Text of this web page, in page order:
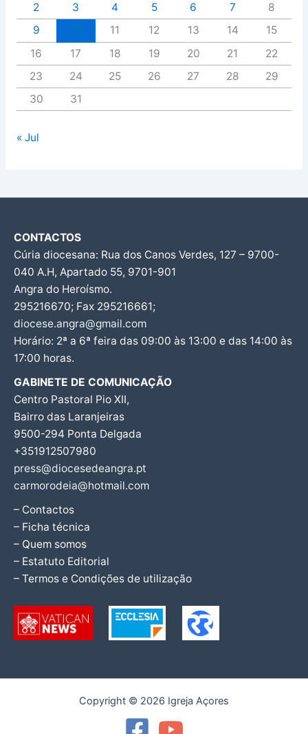
2
3 4 5 6 7
8
9
11 12 13 14
15
16
17 18 19 20 21
22
23
24 25 26 27 28
29
30
31
« Jul
CONTACTOS
Cúria diocesana: Rua dos Canos Verdes, 127 – 9700-
040 A.H, Apartado 55, 9701-901
Angra do Heroísmo.
295216670; Fax 295216661;
diocese.angra@gmail.com
Horário: 2ª a 6ª feira das 09:00 às 13:00 e das 14:00 às
17:00 horas.
GABINETE DE COMUNICAÇÃO
Centro Pastoral Pio XII,
Bairro das Laranjeiras
9500-294 Ponta Delgada
+351912507980
press@diocesedeangra.pt
carmorodeia@hotmail.com
– Contactos
– Ficha técnica
– Quem somos
– Estatuto Editorial
– Termos e Condições de utilização
Copyright © 2026 Igreja Açores